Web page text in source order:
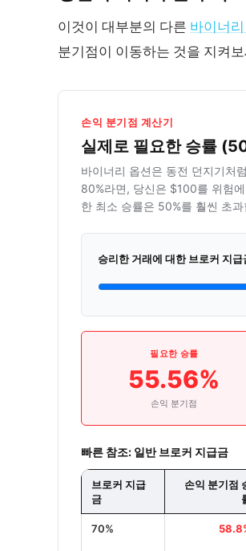
이것이 대부분의 다른 바이너
분기점이 이동하는 것을 지켜
손익 분기점 계산기
실제로 필요한 승률
바이너리 옵션은 동전 던지기처
80%라면, 당신은 $100를 위험
한 최소 승률은 50%를 훨씬 초
승리한 거래에 대한 브로커 지급
필요한 승률
55.56%
손익 분기점
빠른 참조: 일반 브로커 지급금
브로커 지급
금
손익 분기점
70%